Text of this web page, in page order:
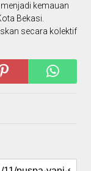
kemauan
Bekasi.
secara kolektif